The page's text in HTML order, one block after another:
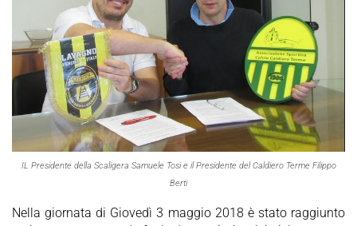
IL Presidente della Scaligera Samuele Tosi e il Presidente del Caldiero Terme Filippo
Berti
Nella giornata di Giovedì 3 maggio 2018 è stato raggiunto